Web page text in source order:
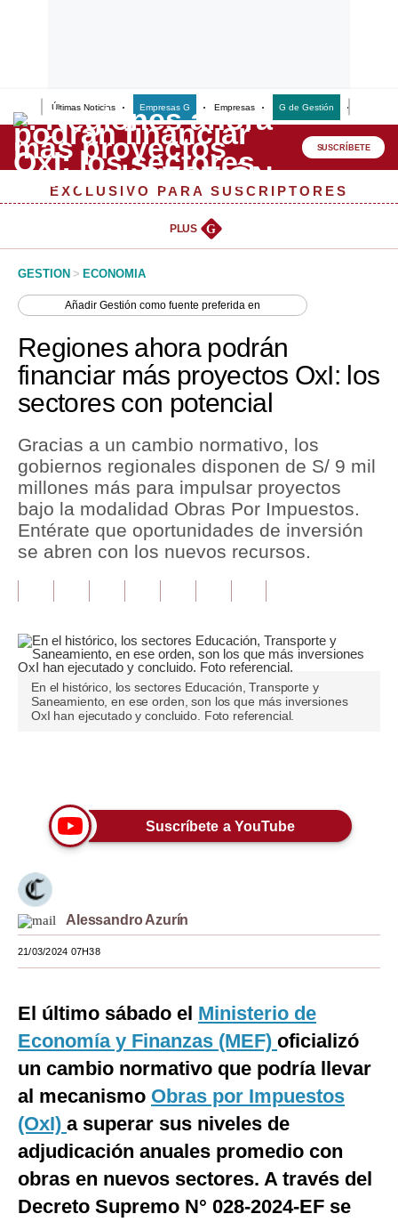
Últimas Noticias Empresas G Empresas G de Gestión
Lo último
Peru Quiosco
Management & Empleo
Perú
Política
Finanzas Personales
Inmobiliarias
Plus G
Pregunta de hoy
Blogs
Tendencias
Moda
Mundo
México
Internacional
Tecnología
Mix
G de Gestión
Notas Contratadas
SUSCRÍBETE
EXCLUSIVO PARA SUSCRIPTORES
PLUS G
GESTION > ECONOMIA
AñadirGestión como fuente preferida en
Regiones ahora podrán
financiar más proyectos OxI: los
sectores con potencial
Gracias a un cambio normativo, los
gobiernos regionales disponen de S/ 9 mil
millones más para impulsar proyectos
bajo la modalidad Obras Por Impuestos.
Entérate que oportunidades de inversión
se abren con los nuevos recursos.
En el histórico, los sectores Educación, Transporte y
Saneamiento, en ese orden, son los que más inversiones
OxI han ejecutado y concluido. Foto referencial.
Suscríbete a YouTube
Alessandro Azurín
21/03/2024 07H38
El último sábado el Ministerio de
Economía y Finanzas (MEF) oficializó
un cambio normativo que podría llevar
al mecanismo Obras por Impuestos
(OxI) a superar sus niveles de
adjudicación anuales promedio con
obras en nuevos sectores. A través del
Decreto Supremo N° 028-2024-EF se